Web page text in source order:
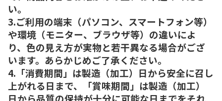
い。
3.ご利用の端末（パソコン、スマートフォン等）
や環境（モニター、ブラウザ等）の違いによ
り、色の見え方が実物と若干異なる場合がござ
います。あらかじめご了承ください。
4.「消費期間」は製造（加工）日から安全に召し
上がれる日まで、「賞味期間」は製造（加工）